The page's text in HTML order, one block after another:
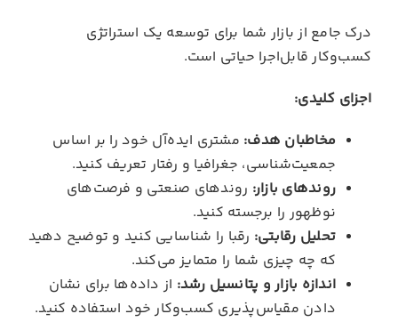
درک جامع از بازار شما برای توسعه یک استراتژی
کسب‌وکار قابل‌اجرا حیاتی است.
اجزای کلیدی:
مخاطبان هدف: مشتری ایده‌آل خود را بر اساس
جمعیت‌شناسی، جغرافیا و رفتار تعریف کنید.
روندهای بازار: روندهای صنعتی و فرصت‌های
نوظهور را برجسته کنید.
تحلیل رقابتی: رقبا را شناسایی کنید و توضیح دهید
که چه چیزی شما را متمایز می‌کند.
اندازه بازار و پتانسیل رشد: از داده‌ها برای نشان
دادن مقیاس‌پذیری کسب‌وکار خود استفاده کنید.